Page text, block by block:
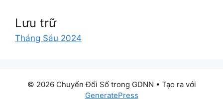
Lưu trữ
Tháng Sáu 2024
© 2026 Chuyển Đổi Số trong GDNN • Tạo ra với
GeneratePress